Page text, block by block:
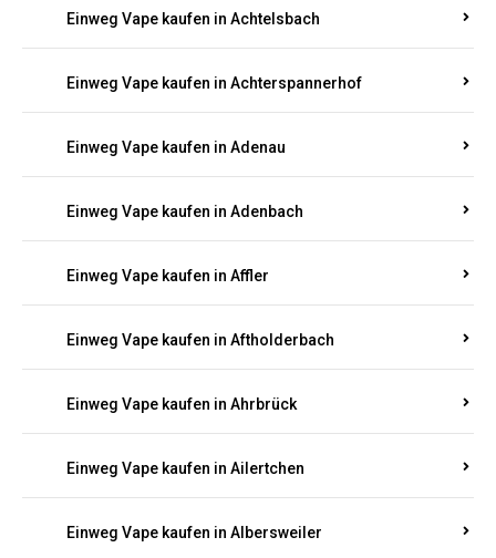
Einweg Vape kaufen in Achtelsbach
Einweg Vape kaufen in Achterspannerhof
Einweg Vape kaufen in Adenau
Einweg Vape kaufen in Adenbach
Einweg Vape kaufen in Affler
Einweg Vape kaufen in Aftholderbach
Einweg Vape kaufen in Ahrbrück
Einweg Vape kaufen in Ailertchen
Einweg Vape kaufen in Albersweiler